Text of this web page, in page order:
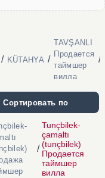
/ KÜTAHYA /
TAVŞANLI
Продается
таймшер
вилла
/
Сортировать по
/
Tunçbilek-
çamaltı
(tunçbilek)
Продается
таймшер
вилла